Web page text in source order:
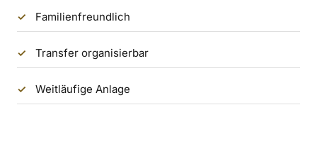
Familienfreundlich
Transfer organisierbar
Weitläufige Anlage